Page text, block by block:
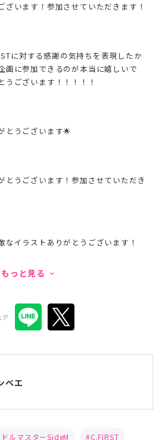
ざいます！参加させていただきます！
に対する感謝の気持ちを表現したか
画に参加できるのが本当に嬉しいで
うございます！！！！！
とうございます🌟
とうございます！参加させていただき
なイラストありがとうございます！
もっと見る keyboard_arrow_down
ア
ベエ
ドルマスターSideM C.FIRST